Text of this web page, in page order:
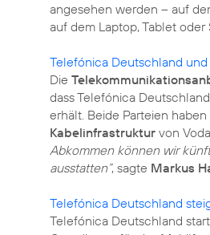
angesehen werden – auf
auf dem Laptop, Tablet oder
Telefónica Deutschland
Die
dass Telefónica
erhält. Beide Parteien
Kabelinfrastruktur von
Abkommen können wir
ausstatten“, sagte Markus
Telefónica Deutschland
Telefónica Deutschland